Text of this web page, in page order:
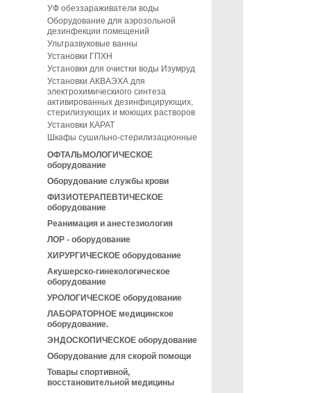
УФ обеззараживатели воды
Оборудование для аэрозольной
дезинфекции помещений
Ультразвуковые ванны
Установки ГПХН
Установки для очистки воды Изумруд
Установки АКВАЭХА для
электрохимическиого синтеза
активированных дезинфицирующих,
стерилизующих и моющих растворов
Установки КАРАТ
Шкафы сушильно-стерилизационные
ОФТАЛЬМОЛОГИЧЕСКОЕ
оборудование
Оборудование службы крови
ФИЗИОТЕРАПЕВТИЧЕСКОЕ
оборудование
Реанимация и анестезиология
ЛОР - оборудование
ХИРУРГИЧЕСКОЕ оборудование
Акушерско-гинекологическое
оборудование
УРОЛОГИЧЕСКОЕ оборудование
ЛАБОРАТОРНОЕ медицинское
оборудование.
ЭНДОСКОПИЧЕСКОЕ оборудование
Оборудование для скорой помощи
Товары спортивной,
восстановительной медицины